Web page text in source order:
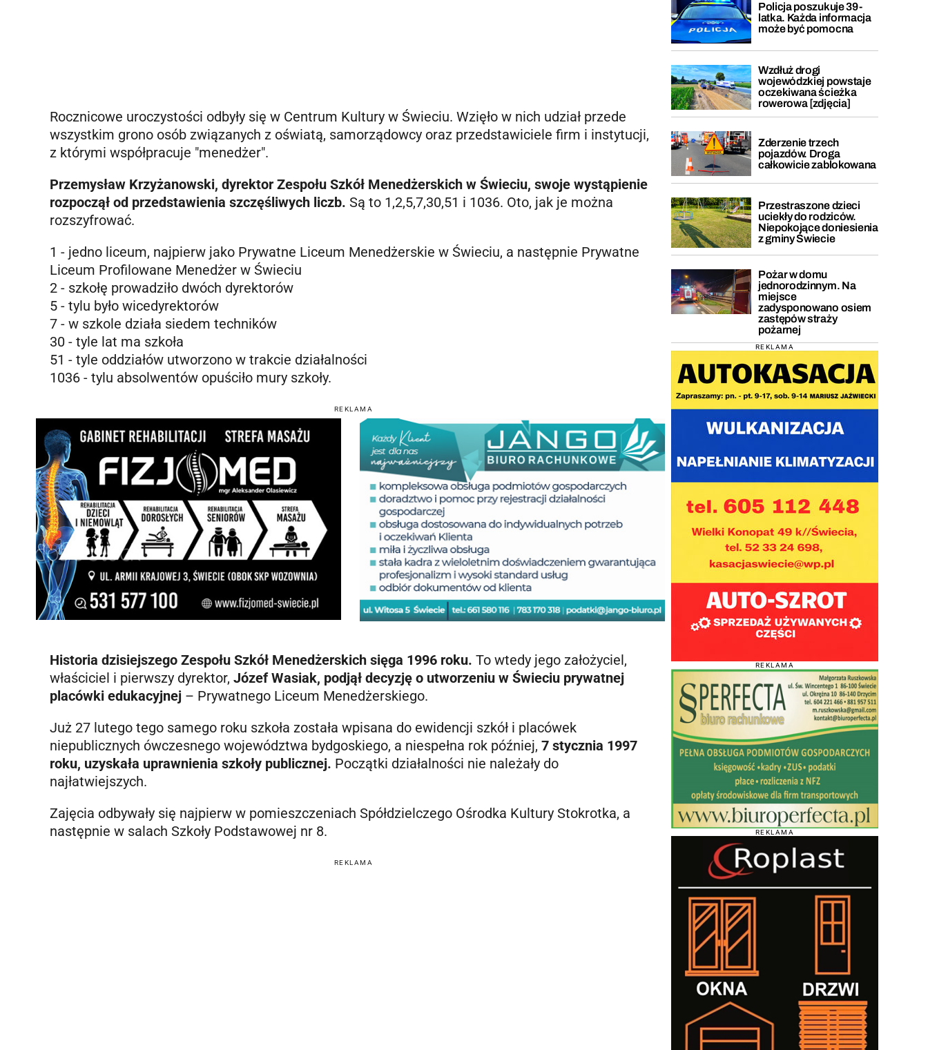
Rocznicowe uroczystości odbyły się w Centrum Kultury w Świeciu. Wzięło w nich udział przede
wszystkim grono osób związanych z oświatą, samorządowcy oraz przedstawiciele firm i instytucji,
z którymi współpracuje "menedżer".
Przemysław Krzyżanowski, dyrektor Zespołu Szkół Menedżerskich w Świeciu, swoje wystąpienie
rozpoczął od przedstawienia szczęśliwych liczb. Są to 1,2,5,7,30,51 i 1036. Oto, jak je można
rozszyfrować.
1 - jedno liceum, najpierw jako Prywatne Liceum Menedżerskie w Świeciu, a następnie Prywatne
Liceum Profilowane Menedżer w Świeciu
2 - szkołę prowadziło dwóch dyrektorów
5 - tylu było wicedyrektorów
7 - w szkole działa siedem techników
30 - tyle lat ma szkoła
51 - tyle oddziałów utworzono w trakcie działalności
1036 - tylu absolwentów opuściło mury szkoły.
REKLAMA
Historia dzisiejszego Zespołu Szkół Menedżerskich sięga 1996 roku. To wtedy jego założyciel,
właściciel i pierwszy dyrektor, Józef Wasiak, podjął decyzję o utworzeniu w Świeciu prywatnej
placówki edukacyjnej – Prywatnego Liceum Menedżerskiego.
Już 27 lutego tego samego roku szkoła została wpisana do ewidencji szkół i placówek
niepublicznych ówczesnego województwa bydgoskiego, a niespełna rok później, 7 stycznia 1997
roku, uzyskała uprawnienia szkoły publicznej. Początki działalności nie należały do
najłatwiejszych.
Zajęcia odbywały się najpierw w pomieszczeniach Spółdzielczego Ośrodka Kultury Stokrotka, a
następnie w salach Szkoły Podstawowej nr 8.
REKLAMA
Policja poszukuje 39-
latka. Każda informacja
może być pomocna
Wzdłuż drogi
wojewódzkiej powstaje
oczekiwana ścieżka
rowerowa [zdjęcia]
Zderzenie trzech
pojazdów. Droga
całkowicie zablokowana
Przestraszone dzieci
uciekły do rodziców.
Niepokojące doniesienia
z gminy Świecie
Pożar w domu
jednorodzinnym. Na
miejsce
zadysponowano osiem
zastępów straży
pożarnej
REKLAMA
REKLAMA
REKLAMA